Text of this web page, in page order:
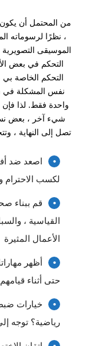
، نظرًا لرسوماته
الموسيقى
التحكم في بعض
واحدة فقط. لذا
شيء آخر ، بعض نسخ
تصل إلى النهاية ،
اصعد ضد
لكسب الاحترام
قم ببناء
القياسية ،
الأعمال المثيرة
أظهر
حتى أثناء
خيارات
رياضية؟ توجه